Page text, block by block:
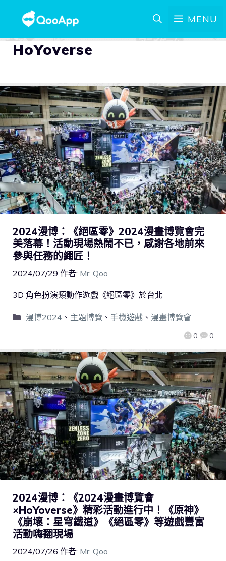
MENU
HoYoverse
2024漫博：《絕區零》2024漫畫博覽會完
美落幕！活動現場熱鬧不已，感謝各地前來
參與任務的繩匠！
2024/07/29 作者: Mr. Qoo
0 0
3D 角色扮演類動作遊戲《絕區零》於台北
漫博2024 、 主題博覽 、 手機遊戲、 漫畫博覽會
2024漫博：《2024漫畫博覽會
×HoYoverse》精彩活動進行中！《原神》
《崩壞：星穹鐵道》《絕區零》等遊戲豐富
活動嗨翻現場
2024/07/26 作者: Mr. Qoo